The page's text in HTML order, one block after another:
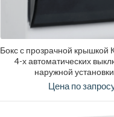
Бокс с прозрачной
4-х автоматических
наружной
Цена по